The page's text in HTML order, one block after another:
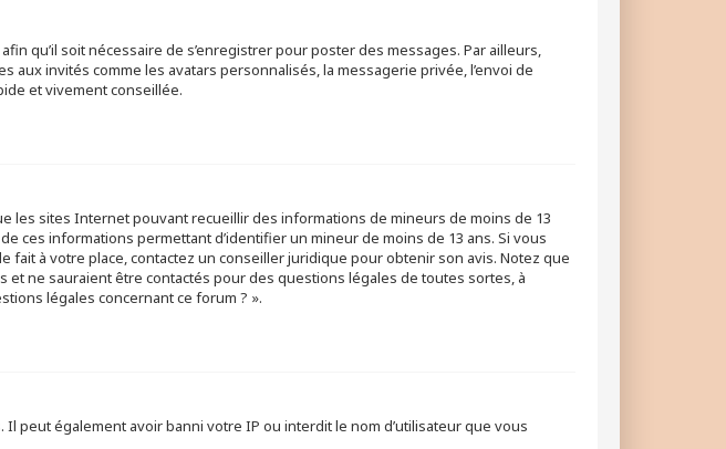
qu’il soit nécessaire de s’enregistrer pour poster des messages. Par ailleurs,
invités comme les avatars personnalisés, la messagerie privée, l’envoi de
et vivement conseillée.
les sites Internet pouvant recueillir des informations de mineurs de moins de 13
ces informations permettant d’identifier un mineur de moins de 13 ans. Si vous
fait à votre place, contactez un conseiller juridique pour obtenir son avis. Notez que
ne sauraient être contactés pour des questions légales de toutes sortes, à
légales concernant ce forum ? ».
peut également avoir banni votre IP ou interdit le nom d’utilisateur que vous